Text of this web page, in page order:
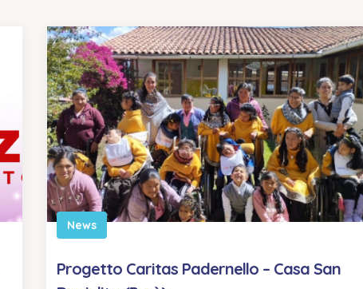
News
Progetto Caritas Padernello – Casa San